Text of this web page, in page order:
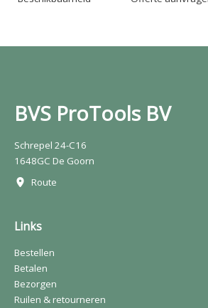
BVS ProTools BV
Schrepel 24-C16
1648GC De Goorn
Route
Links
Bestellen
Betalen
Bezorgen
Ruilen & retourneren